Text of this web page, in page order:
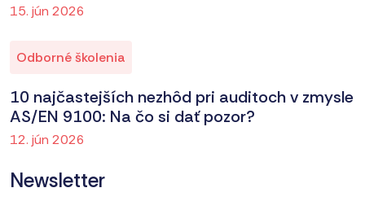
15. jún 2026
Odborné školenia
10 najčastejších nezhôd pri auditoch v zmysle
AS/EN 9100: Na čo si dať pozor?
12. jún 2026
Newsletter